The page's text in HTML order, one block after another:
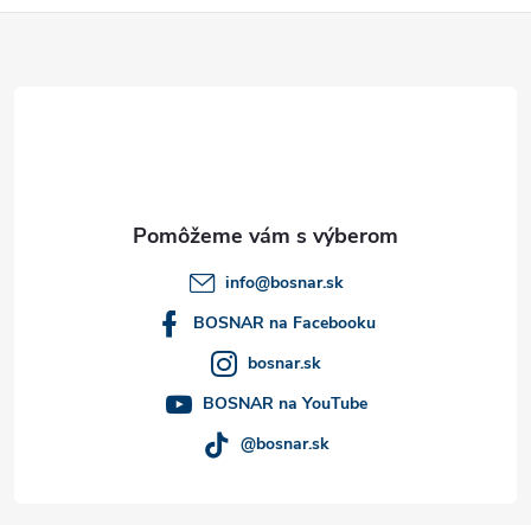
info@bosnar.sk
BOSNAR na Facebooku
bosnar.sk
BOSNAR na YouTube
@bosnar.sk